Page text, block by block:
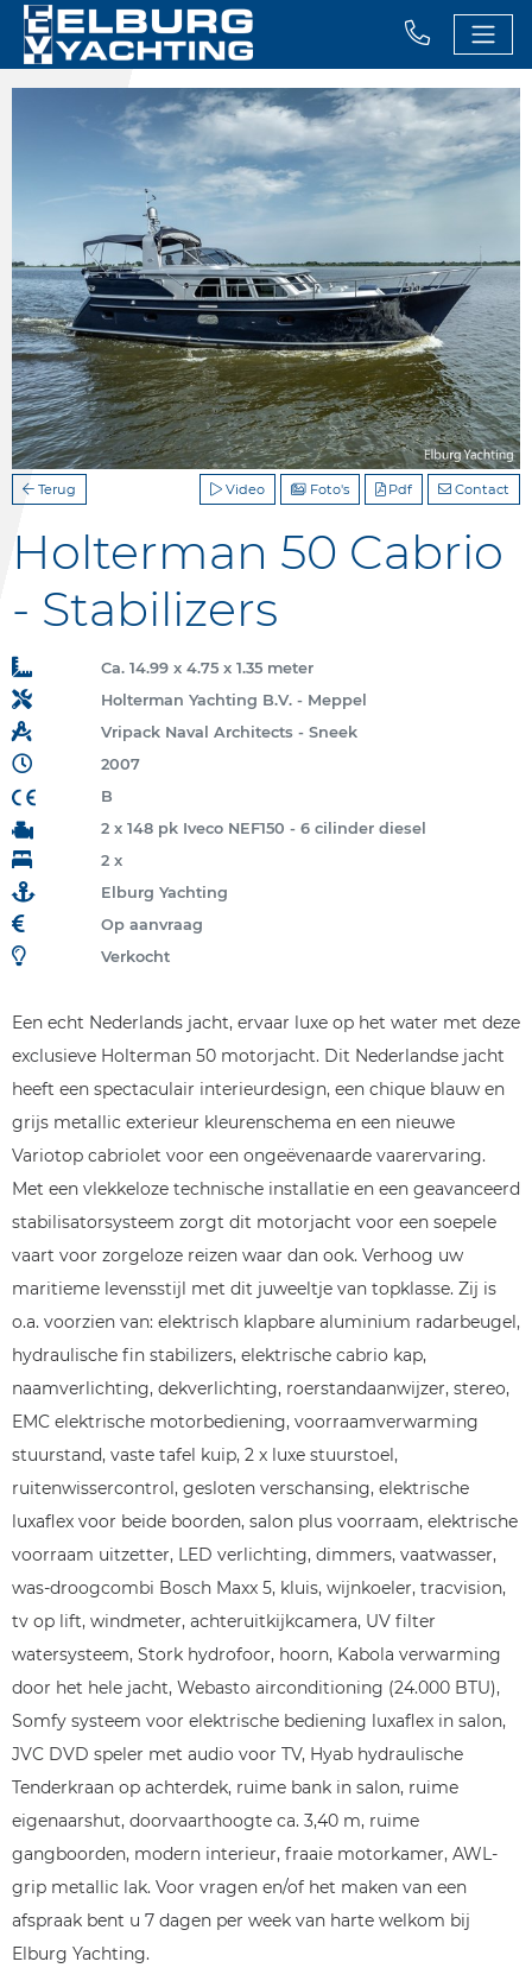
Terug Contact
Pdf
Foto's
Video
Holterman 50 Cabrio
- Stabilizers
Ca. 14.99 x 4.75 x 1.35 meter
Holterman Yachting B.V. - Meppel
Vripack Naval Architects - Sneek
2007
B
2 x 148 pk Iveco NEF150 - 6 cilinder diesel
2 x
Elburg Yachting
Op aanvraag
Verkocht
Een echt Nederlands jacht, ervaar luxe op het water met deze
exclusieve Holterman 50 motorjacht. Dit Nederlandse jacht
heeft een spectaculair interieurdesign, een chique blauw en
grijs metallic exterieur kleurenschema en een nieuwe
Variotop cabriolet voor een ongeëvenaarde vaarervaring.
Met een vlekkeloze technische installatie en een geavanceerd
stabilisatorsysteem zorgt dit motorjacht voor een soepele
vaart voor zorgeloze reizen waar dan ook. Verhoog uw
maritieme levensstijl met dit juweeltje van topklasse. Zij is
o.a. voorzien van: elektrisch klapbare aluminium radarbeugel,
hydraulische fin stabilizers, elektrische cabrio kap,
naamverlichting, dekverlichting, roerstandaanwijzer, stereo,
EMC elektrische motorbediening, voorraamverwarming
stuurstand, vaste tafel kuip, 2 x luxe stuurstoel,
ruitenwissercontrol, gesloten verschansing, elektrische
luxaflex voor beide boorden, salon plus voorraam, elektrische
voorraam uitzetter, LED verlichting, dimmers, vaatwasser,
was-droogcombi Bosch Maxx 5, kluis, wijnkoeler, tracvision,
tv op lift, windmeter, achteruitkijkcamera, UV filter
watersysteem, Stork hydrofoor, hoorn, Kabola verwarming
door het hele jacht, Webasto airconditioning (24.000 BTU),
Somfy systeem voor elektrische bediening luxaflex in salon,
JVC DVD speler met audio voor TV, Hyab hydraulische
Tenderkraan op achterdek, ruime bank in salon, ruime
eigenaarshut, doorvaarthoogte ca. 3,40 m, ruime
gangboorden, modern interieur, fraaie motorkamer, AWL-
grip metallic lak. Voor vragen en/of het maken van een
afspraak bent u 7 dagen per week van harte welkom bij
Elburg Yachting.